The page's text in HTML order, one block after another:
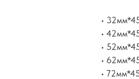
•
•
•
•
•